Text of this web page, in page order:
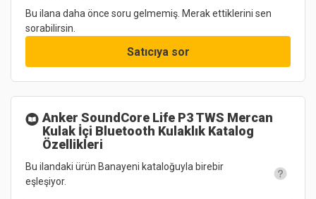
Bu ilana daha önce soru gelmemiş. Merak ettiklerini sen
sorabilirsin.
Satıcıya sor
Anker SoundCore Life P3 TWS Mercan
Kulak İçi Bluetooth Kulaklık Katalog
Özellikleri
Bu ilandaki ürün Banayeni kataloğuyla birebir
eşleşiyor.